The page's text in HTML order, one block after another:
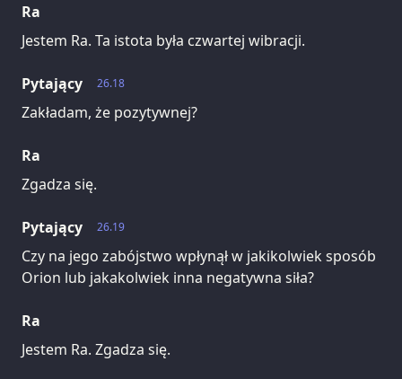
Ra
Jestem Ra. Ta istota była czwartej wibracji.
26.18
Pytający
Zakładam, że pozytywnej?
Ra
Zgadza się.
26.19
Pytający
Czy na jego zabójstwo wpłynął w jakikolwiek sposób
Orion lub jakakolwiek inna negatywna siła?
Ra
Jestem Ra. Zgadza się.